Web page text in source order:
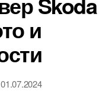
и
01.07.2024